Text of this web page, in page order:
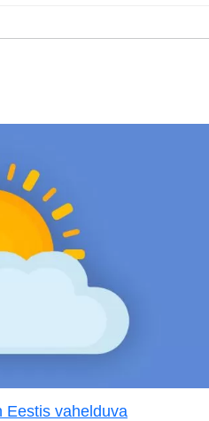
Eestis vahelduva